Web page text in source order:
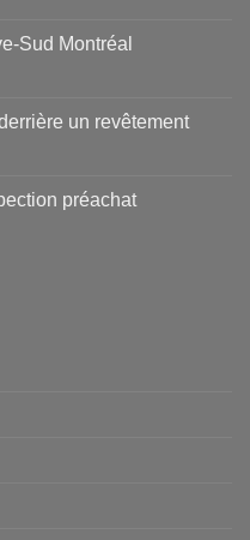
Sud Montréal
un revêtement
préachat